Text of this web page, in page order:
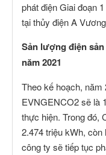
phát điện Giai đoạn
tại thủy điện A
Sản lượng điện
năm 2021
Theo kế hoạch,
EVNGENCO2 sẽ là
thực hiện. Trong đó,
2.474 triệu kWh,
công ty sẽ tiếp tục